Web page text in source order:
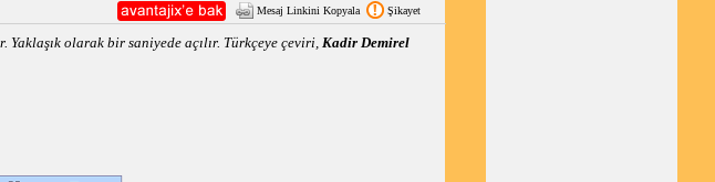
Mesaj Linkini Kopyala Şikayet
olarak bir saniyede açılır. Türkçeye çeviri,Kadir Demirel